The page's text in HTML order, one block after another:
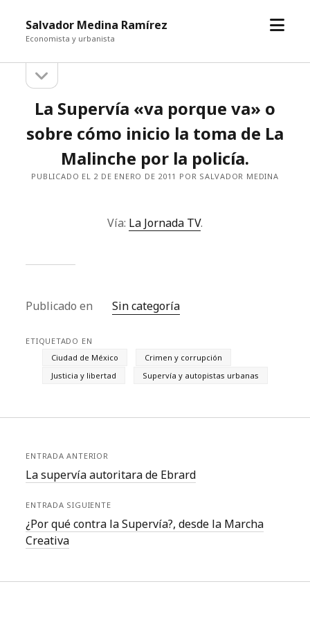
Salvador Medina Ramírez
Economista y urbanista
abrir
Barra
lateral
la
lateral
La Supervía «va porque va» o
sobre cómo inicio la toma de La
Malinche por la policía.
PUBLICADO EL 2 DE ENERO DE 2011 POR SALVADOR MEDINA
Vía: La Jornada TV.
Publicado en Sin categoría
ETIQUETADO EN
Ciudad de México
Crimen y corrupción
Justicia y libertad
Supervía y autopistas urbanas
ENTRADA ANTERIOR
La supervía autoritara de Ebrard
ENTRADA SIGUIENTE
¿Por qué contra la Supervía?, desde la Marcha
Creativa